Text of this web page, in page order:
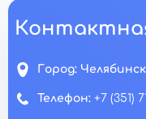
Город: Челябинск
Телефон: +7 (351)